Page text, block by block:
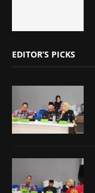
EDITOR’S PICKS